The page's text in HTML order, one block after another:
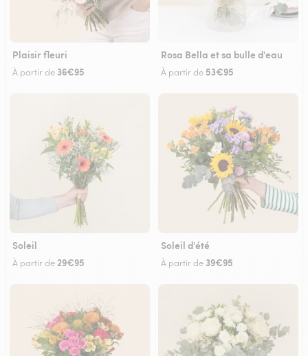
Plaisir fleuri
À partir de 36€95
Rosa Bella et sa bulle d'eau
À partir de 53€95
Soleil
À partir de29€95
Soleil d'été
À partir de 39€95